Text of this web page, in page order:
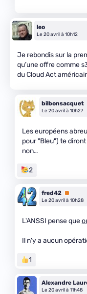
leo
Le 20 avril à 10h12
Je rebondis sur la
qu’une offre comme
du Cloud Act
bilbonsacquet
Le 20 avril à 10h27
Les européens
pour "Bleu") te
non…
2
fred42 Premium
Le 20 avril à 10h28
L'ANSSI pense que
Il n'y a aucun
1
Alexandre
Le 20 avril à 11h48